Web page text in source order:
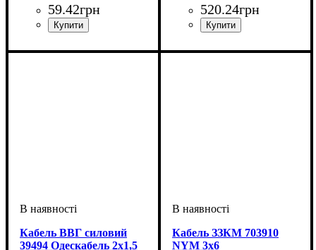
59.42грн 520.24грн
Кабель ВВГ силовий
39494 Одескабель 2x1,5
Кабель ЗЗКМ 703910
NYM 3x6